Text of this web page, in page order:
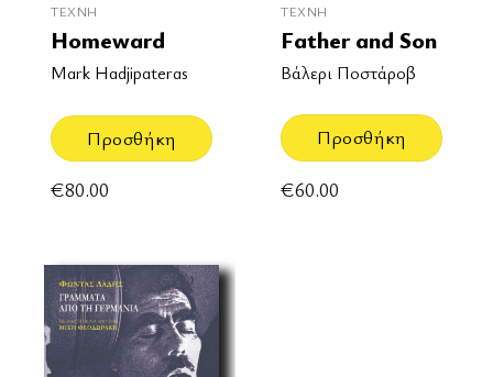
ΤΈΧΝΗ
Homeward
Mark Hadjipateras
Προσθήκη
€80.00
ΤΈΧΝΗ
Father and Son
Βάλερι Ποστάροβ
Προσθήκη
€60.00